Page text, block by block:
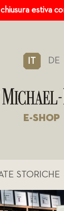
estiva
IT DE
E-SHOP
STORICHE